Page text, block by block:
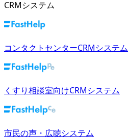
CRMシステム
コンタクトセンターCRMシステム
くすり相談室向けCRMシステム
市民の声・広聴システム